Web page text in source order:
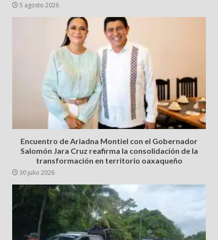
5 agosto 2026
Encuentro de Ariadna Montiel con el Gobernador
Salomón Jara Cruz reafirma la consolidación de la
transformación en territorio oaxaqueño
30 julio 2026